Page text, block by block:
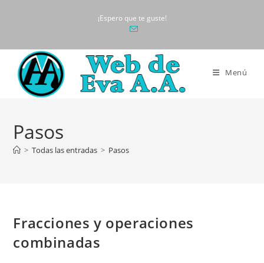
¡Espero que te guste!
Menú
Pasos
> Todas las entradas > Pasos
Fracciones y operaciones
combinadas